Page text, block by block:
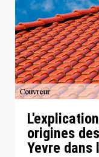
origines
Yevre dans